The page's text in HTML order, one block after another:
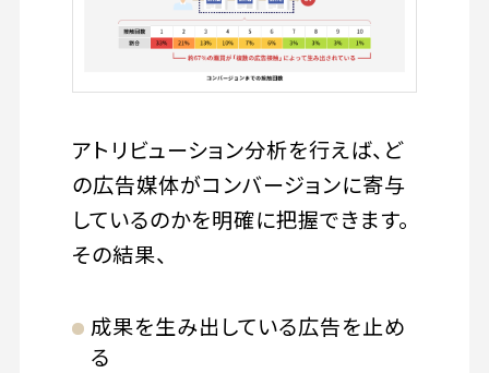
アトリビューション分析を行えば、ど
の広告媒体がコンバージョンに寄与
しているのかを明確に把握できます。
その結果、
成果を生み出している広告を止め
る